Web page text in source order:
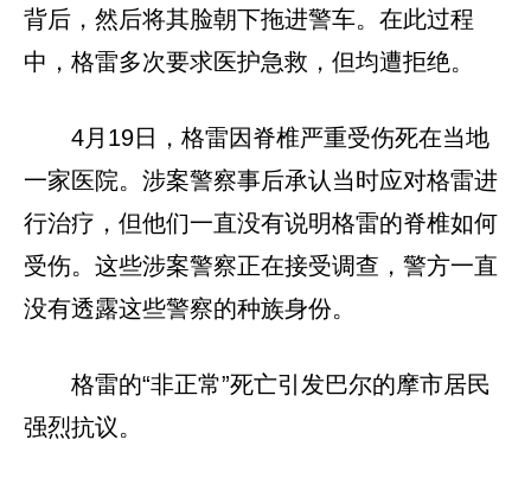
背后，然后将其脸朝下拖进警车。在此过程
中，格雷多次要求医护急救，但均遭拒绝。
4月19日，格雷因脊椎严重受伤死在当地
一家医院。涉案警察事后承认当时应对格雷进
行治疗，但他们一直没有说明格雷的脊椎如何
受伤。这些涉案警察正在接受调查，警方一直
没有透露这些警察的种族身份。
格雷的“非正常”死亡引发巴尔的摩市居民
强烈抗议。